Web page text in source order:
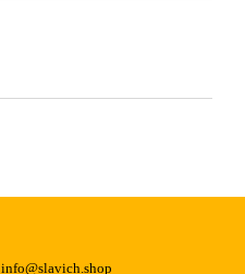
info@slavich.shop